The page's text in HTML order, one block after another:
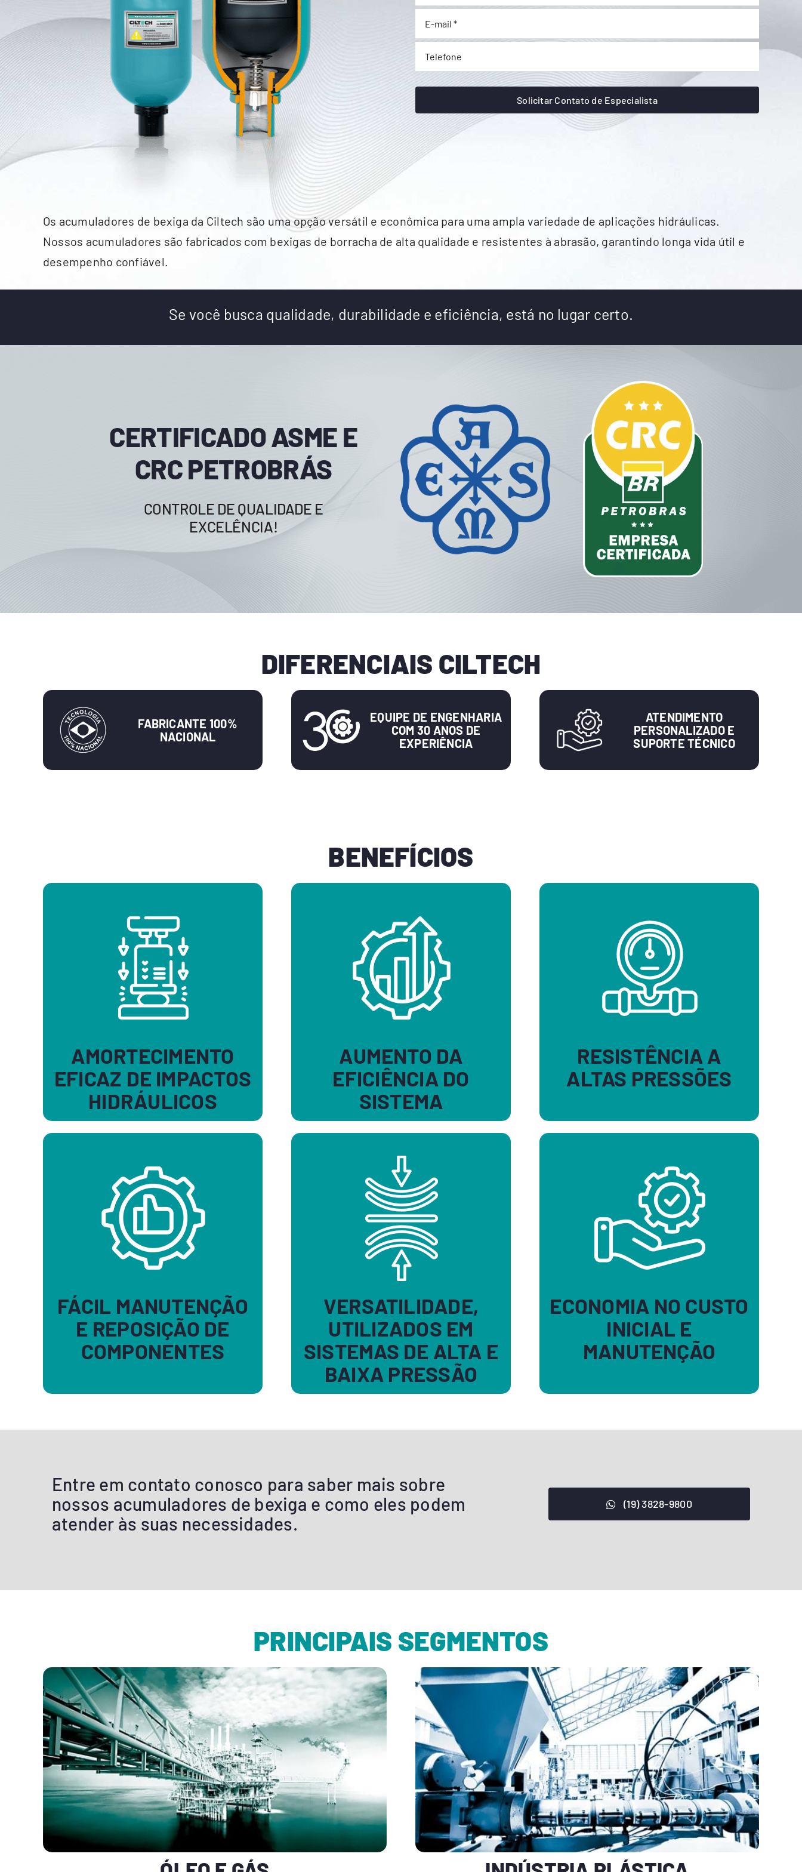
Solicitar Contato de Especialista
Os acumuladores de bexiga da Ciltech são uma opção versátil e econômica para uma ampla variedade de aplicações hidráulicas.
Nossos acumuladores são fabricados com bexigas de borracha de alta qualidade e resistentes à abrasão, garantindo longa vida útil e
desempenho confiável.
Se você busca qualidade, durabilidade e eficiência, está no lugar certo.
CERTIFICADO ASME E
CRC PETROBRÁS
CONTROLE DE QUALIDADE E
EXCELÊNCIA!
DIFERENCIAIS CILTECH
FABRICANTE 100%
NACIONAL
EQUIPE DE ENGENHARIA
COM 30 ANOS DE
EXPERIÊNCIA
ATENDIMENTO
PERSONALIZADO E
SUPORTE TÉCNICO
BENEFÍCIOS
AMORTECIMENTO
EFICAZ DE IMPACTOS
HIDRÁULICOS
AUMENTO DA
EFICIÊNCIA DO
SISTEMA
RESISTÊNCIA A
ALTAS PRESSÕES
FÁCIL MANUTENÇÃO
E REPOSIÇÃO DE
COMPONENTES
VERSATILIDADE,
UTILIZADOS EM
SISTEMAS DE ALTA E
BAIXA PRESSÃO
ECONOMIA NO CUSTO
INICIAL E
MANUTENÇÃO
Entre em contato conosco para saber mais sobre
nossos acumuladores de bexiga e como eles podem
atender às suas necessidades.
(19) 3828-9800
PRINCIPAIS SEGMENTOS